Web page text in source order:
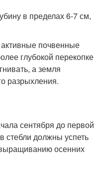
в пределах 6-7 см,
почвенные
глубокой перекопке
а земля
разрыхления.
сентября до первой
стебли должны успеть
осенних